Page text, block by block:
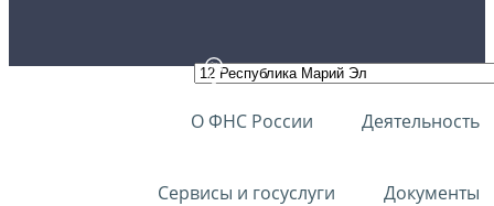
О ФНС России Деятельность
Сервисы и госуслуги Документы